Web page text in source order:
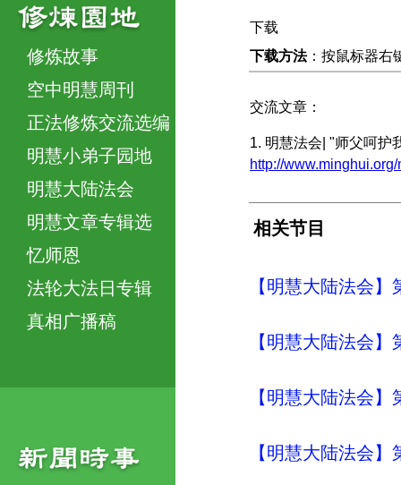
修炼故事
空中明慧周刊
正法修炼交流选编
明慧小弟子园地
明慧大陆法会
明慧文章专辑选
忆师恩
法轮大法日专辑
真相广播稿
下载
下载方法：按鼠标器右
交流文章：
1. 明慧法会| "师父呵护
http://
相关节目
【明慧大陆法会
【明慧大陆法会
【明慧大陆法会
【明慧大陆法会